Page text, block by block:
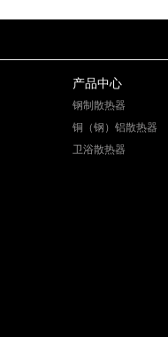
产品中心
钢制散热器
铜（钢）铝散热器
卫浴散热器